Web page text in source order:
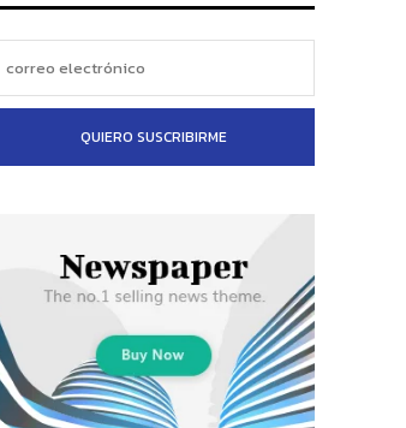
QUIERO SUSCRIBIRME